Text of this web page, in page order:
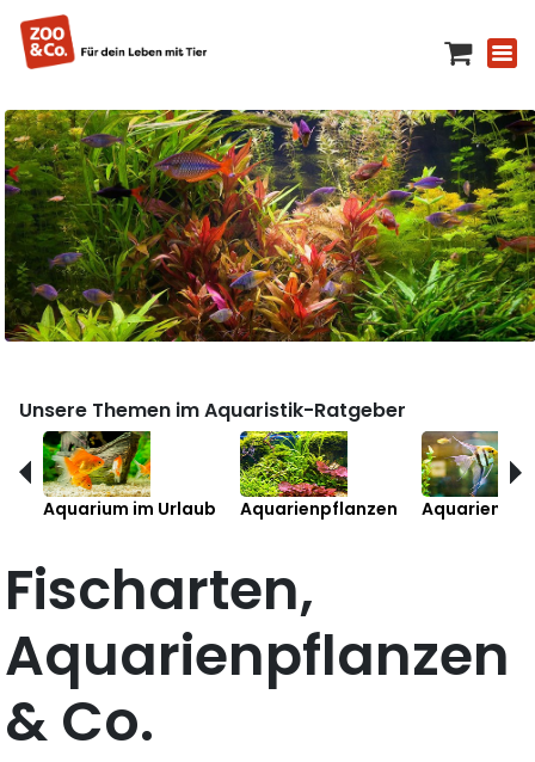
Unsere Themen im Aquaristik-Ratgeber
Aquarium im Urlaub Aquarienpflanzen
Fischarten,
Aquarienpflanzen
& Co.